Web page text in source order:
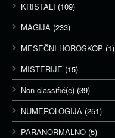
KRISTALI (109)
MAGIJA (233)
MESEČNI HOROSKOP (1)
MISTERIJE (15)
Non classifié(e) (39)
NUMEROLOGIJA (251)
PARANORMALNO (5)